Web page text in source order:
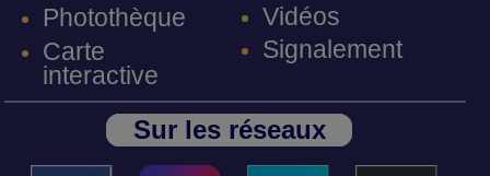
Photothèque
Carte
interactive
Vidéos
Signalement
Sur les réseaux